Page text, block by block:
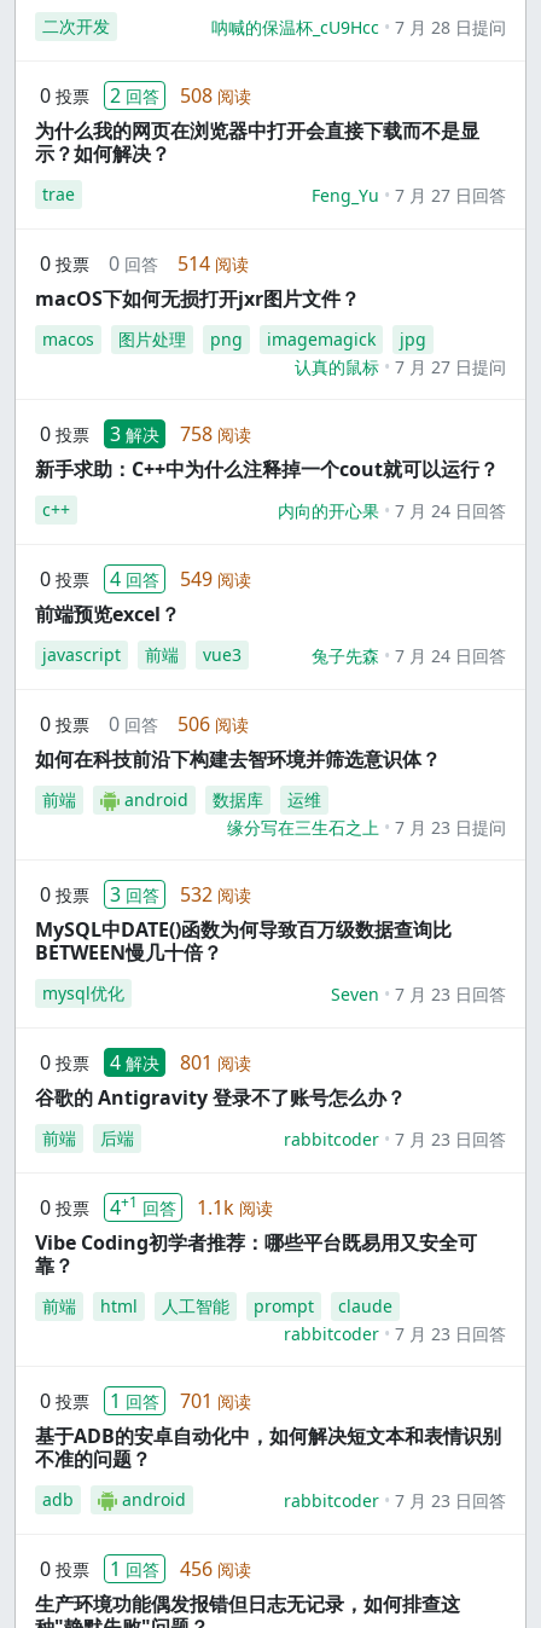
二次开发 呐喊的保温杯_cU9Hcc 7 月 28 日提问
0 投票 2 回答 508 阅读
为什么我的网页在浏览器中打开会直接下载而不是显
示？如何解决？
trae Feng_Yu 7 月 27 日回答
0 投票 0 回答 514 阅读
macOS下如何无损打开jxr图片文件？
macos 图片处理 png imagemagick
jpg
认真的鼠标
7 月 27 日提问
0 投票 3 解决 758 阅读
新手求助：C++中为什么注释掉一个cout就可以运行？
c++ 内向的开心果 7 月 24 日回答
0 投票 4 回答 549 阅读
前端预览excel？
javascript 前端 vue3 兔子先森 7 月 24 日回答
0 投票 0 回答 506 阅读
如何在科技前沿下构建去智环境并筛选意识体？
前端 android 数据库
运维
缘分写在三生石之上
7 月 23 日提问
0 投票 3 回答 532 阅读
MySQL中DATE()函数为何导致百万级数据查询比
BETWEEN慢几十倍？
mysql优化 Seven 7 月 23 日回答
0 投票 4 解决 801 阅读
谷歌的 Antigravity 登录不了账号怎么办？
前端 后端 rabbitcoder 7 月 23 日回答
0 投票 4+1 回答 1.1k 阅读
Vibe Coding初学者推荐：哪些平台既易用又安全可
靠？
前端 html 人工智能 prompt
claude
rabbitcoder
7 月 23 日回答
0 投票 1 回答 701 阅读
基于ADB的安卓自动化中，如何解决短文本和表情识别
不准的问题？
adb android rabbitcoder 7 月 23 日回答
0 投票 1 回答 456 阅读
生产环境功能偶发报错但日志无记录，如何排查这